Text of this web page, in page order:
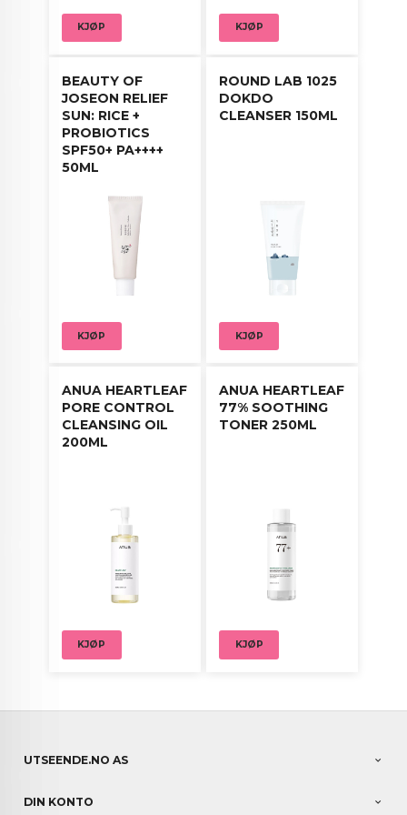
KJØP KJØP
BEAUTY OF
JOSEON RELIEF
SUN: RICE +
PROBIOTICS
SPF50+ PA++++
50ML
KJØP
ROUND LAB 1025
DOKDO
CLEANSER 150ML
KJØP
ANUA HEARTLEAF
PORE CONTROL
CLEANSING OIL
200ML
KJØP
ANUA HEARTLEAF
77% SOOTHING
TONER 250ML
KJØP
UTSEENDE.NO AS
DIN KONTO